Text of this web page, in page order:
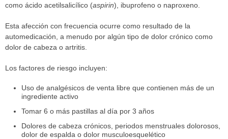
como ácido acetilsalicílico (aspirin), ibuprofeno o naproxeno.
Esta afección con frecuencia ocurre como resultado de la
automedicación, a menudo por algún tipo de dolor crónico como
dolor de cabeza o artritis.
Los factores de riesgo incluyen:
Uso de analgésicos de venta libre que contienen más de un
ingrediente activo
Tomar 6 o más pastillas al día por 3 años
Dolores de cabeza crónicos, periodos menstruales dolorosos,
dolor de espalda o dolor musculoesquelético